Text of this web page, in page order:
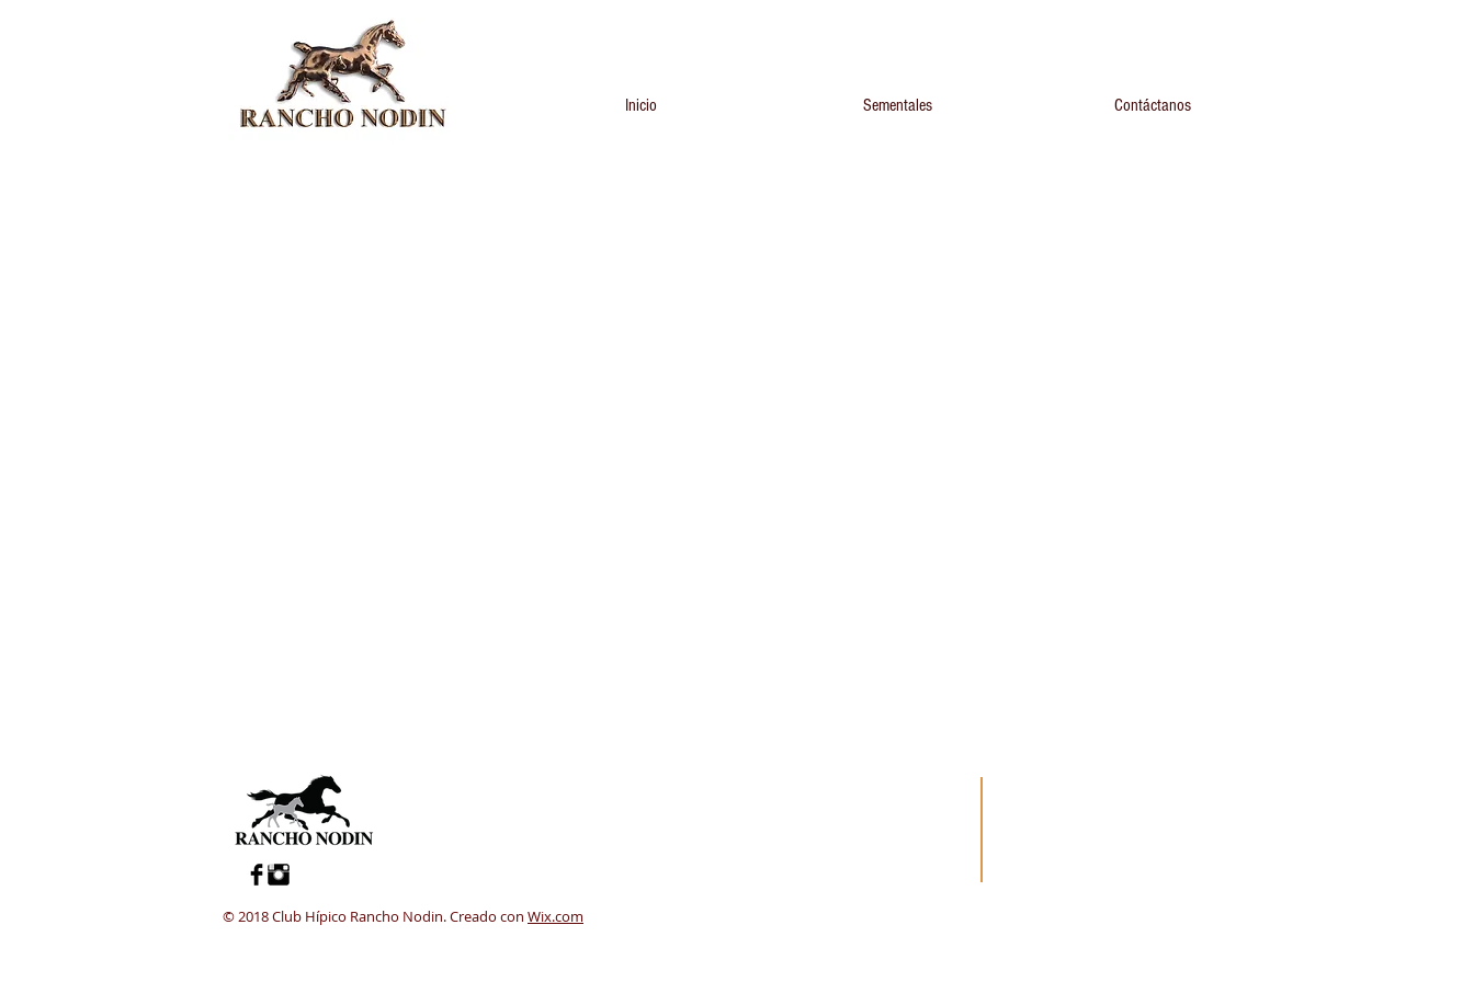
Inicio Sementales Contáctanos
© 2018 Club Hípico Rancho Nodin. Creado con Wix.com